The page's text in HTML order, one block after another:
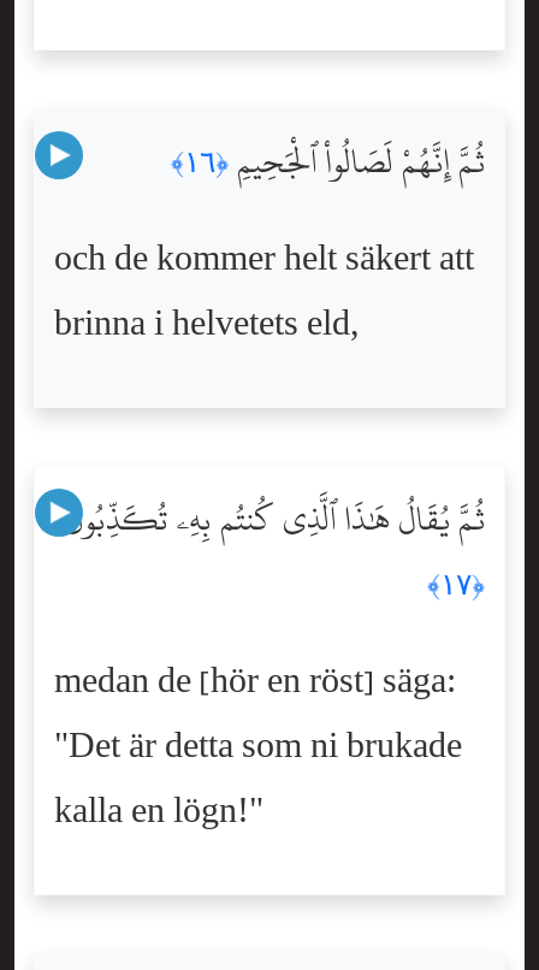
ثُمَّ إِنَّهُمْ لَصَالُواْ ٱلْجَحِيمِ ﴿١٦﴾
och de kommer helt säkert att
brinna i helvetets eld,
ثُمَّ يُقَالُ هَٰذَا ٱلَّذِى كُنتُم بِهِۦ تُكَذِّبُونَ
﴿١٧﴾
medan de [hör en röst] säga:
"Det är detta som ni brukade
kalla en lögn!"